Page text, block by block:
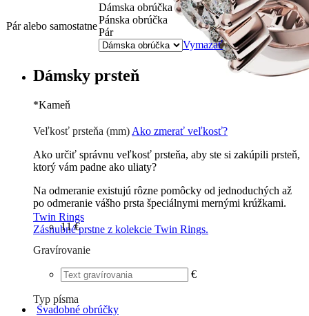
Twin Rings
Zásnubné prstne z kolekcie Twin Rings.
Svadobné obrúčky
Pár alebo samostatne
Dámska obrúčka
Pánska obrúčka
Pár
Vymazať
Dámsky prsteň
*Kameň
Veľkosť prsteňa (mm) Ako zmerať veľkosť?
Ako určiť správnu veľkosť prsteňa, aby ste si zakúpili prsteň,
ktorý vám padne ako uliaty?
Na odmeranie existujú rôzne pomôcky od jednoduchých až
po odmeranie vášho prsta špeciálnymi mernými krúžkami.
11 €
Gravírovanie
€
Typ písma